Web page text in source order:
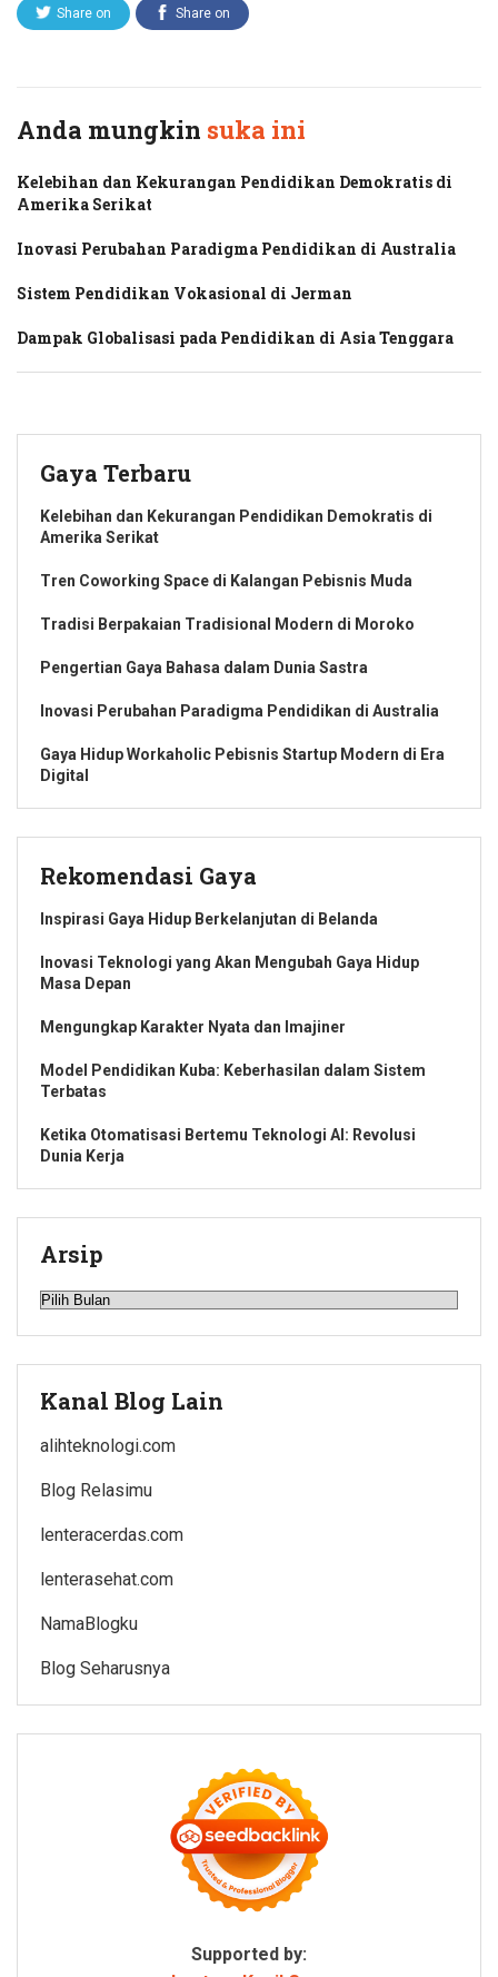
Share on Share on
Anda mungkin suka ini
Kelebihan dan Kekurangan Pendidikan Demokratis di
Amerika Serikat
Inovasi Perubahan Paradigma Pendidikan di Australia
Sistem Pendidikan Vokasional di Jerman
Dampak Globalisasi pada Pendidikan di Asia Tenggara
Gaya Terbaru
Kelebihan dan Kekurangan Pendidikan Demokratis di
Amerika Serikat
Tren Coworking Space di Kalangan Pebisnis Muda
Tradisi Berpakaian Tradisional Modern di Moroko
Pengertian Gaya Bahasa dalam Dunia Sastra
Inovasi Perubahan Paradigma Pendidikan di Australia
Gaya Hidup Workaholic Pebisnis Startup Modern di Era
Digital
Rekomendasi Gaya
Inspirasi Gaya Hidup Berkelanjutan di Belanda
Inovasi Teknologi yang Akan Mengubah Gaya Hidup
Masa Depan
Mengungkap Karakter Nyata dan Imajiner
Model Pendidikan Kuba: Keberhasilan dalam Sistem
Terbatas
Ketika Otomatisasi Bertemu Teknologi AI: Revolusi
Dunia Kerja
Arsip
Arsip
Kanal Blog Lain
alihteknologi.com
Blog Relasimu
lenteracerdas.com
lenterasehat.com
NamaBlogku
Blog Seharusnya
Supported by: